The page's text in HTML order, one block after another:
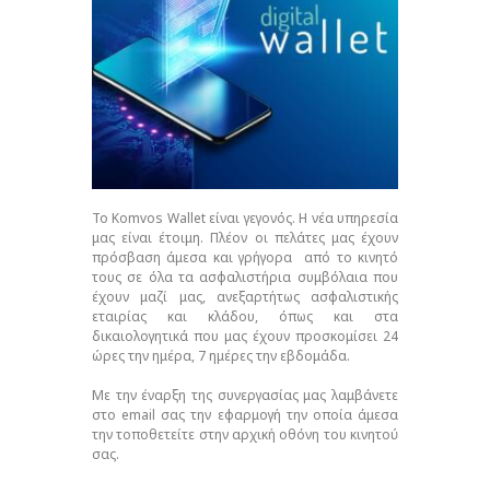
Το Komvos Wallet είναι γεγονός. Η νέα υπηρεσία
μας είναι έτοιμη. Πλέον οι πελάτες μας έχουν
πρόσβαση άμεσα και γρήγορα από το κινητό
τους σε όλα τα ασφαλιστήρια συμβόλαια που
έχουν μαζί μας, ανεξαρτήτως ασφαλιστικής
εταιρίας και κλάδου, όπως και στα
δικαιολογητικά που μας έχουν προσκομίσει 24
ώρες την ημέρα, 7 ημέρες την εβδομάδα.
Με την έναρξη της συνεργασίας μας λαμβάνετε
στο email σας την εφαρμογή την οποία άμεσα
την τοποθετείτε στην αρχική οθόνη του κινητού
σας.